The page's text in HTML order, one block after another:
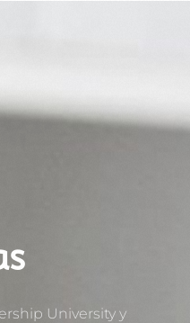
University y